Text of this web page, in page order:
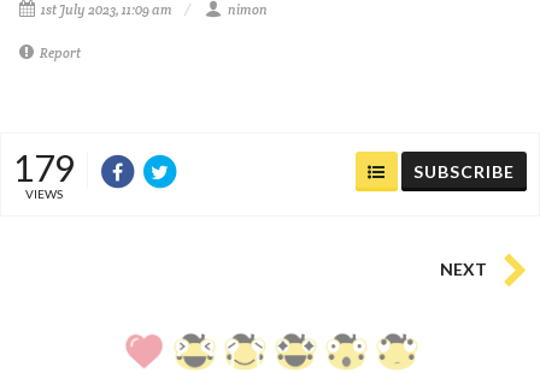
1st July 2023, 11:09 am nimon
Report
179
VIEWS
SUBSCRIBE
NEXT